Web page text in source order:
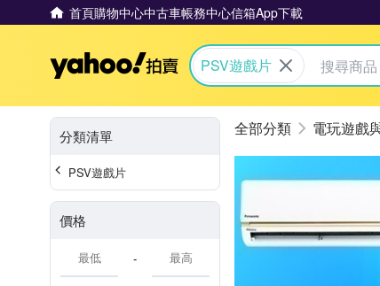
首頁購物中心中古車帳務中心信箱App下載
Yahoo拍賣
PSV遊戲片
分類清單
PSV遊戲片
價格
-
電玩遊戲